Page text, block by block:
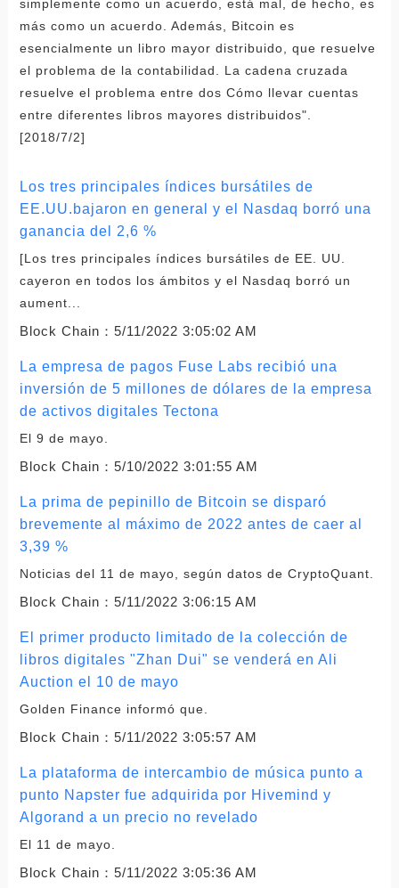
simplemente como un acuerdo, está mal, de hecho, es
más como un acuerdo. Además, Bitcoin es
esencialmente un libro mayor distribuido, que resuelve
el problema de la contabilidad. La cadena cruzada
resuelve el problema entre dos Cómo llevar cuentas
entre diferentes libros mayores distribuidos".
[2018/7/2]
Los tres principales índices bursátiles de
EE.UU.bajaron en general y el Nasdaq borró una
ganancia del 2,6 %
[Los tres principales índices bursátiles de EE. UU.
cayeron en todos los ámbitos y el Nasdaq borró un
aument...
Block Chain： 5/11/2022 3:05:02 AM
La empresa de pagos Fuse Labs recibió una
inversión de 5 millones de dólares de la empresa
de activos digitales Tectona
El 9 de mayo.
Block Chain： 5/10/2022 3:01:55 AM
La prima de pepinillo de Bitcoin se disparó
brevemente al máximo de 2022 antes de caer al
3,39 %
Noticias del 11 de mayo, según datos de CryptoQuant.
Block Chain： 5/11/2022 3:06:15 AM
El primer producto limitado de la colección de
libros digitales "Zhan Dui" se venderá en Ali
Auction el 10 de mayo
Golden Finance informó que.
Block Chain： 5/11/2022 3:05:57 AM
La plataforma de intercambio de música punto a
punto Napster fue adquirida por Hivemind y
Algorand a un precio no revelado
El 11 de mayo.
Block Chain： 5/11/2022 3:05:36 AM